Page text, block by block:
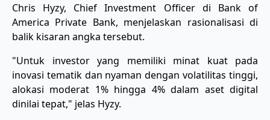
​Chris Hyzy, Chief Investment Officer di Bank of
America Private Bank, menjelaskan rasionalisasi di
balik kisaran angka tersebut.
​"Untuk investor yang memiliki minat kuat pada
inovasi tematik dan nyaman dengan volatilitas tinggi,
alokasi moderat 1% hingga 4% dalam aset digital
dinilai tepat," jelas Hyzy.